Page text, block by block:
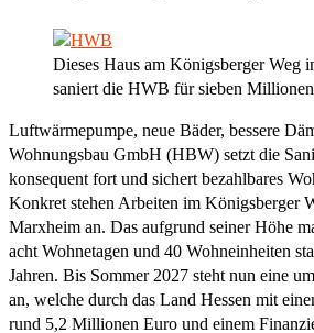
Dieses Haus am Königsberger Weg
saniert die HWB für sieben
Luftwärmepumpe, neue Bäder, bessere
Wohnungsbau GmbH (HBW) setzt die
konsequent fort und sichert bezahlbares
Konkret stehen Arbeiten im Königsberger
Marxheim an. Das aufgrund seiner Höhe
acht Wohnetagen und 40 Wohneinheiten
Jahren. Bis Sommer 2027 steht nun eine
an, welche durch das Land Hessen mit
rund 5,2 Millionen Euro und einem